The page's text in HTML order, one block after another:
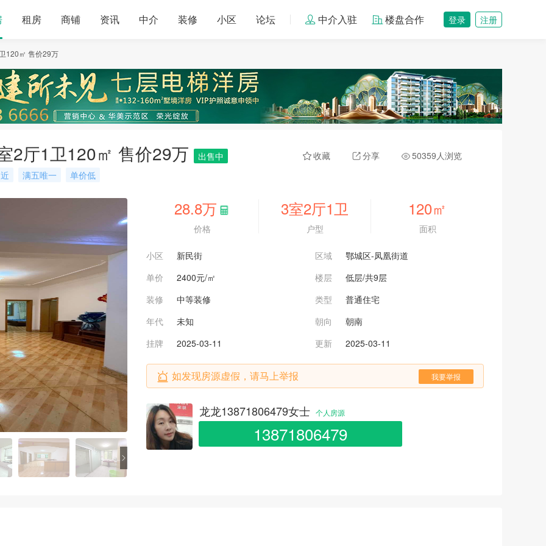
租房 商铺 资讯 中介 装修 小区 论坛 中介入驻 楼盘合作 登录 注册
120㎡ 售价29万
2厅1卫120㎡ 售价29万
出售中
满五唯一 单价低
收藏 分享 50359人浏览
28.8万
价格
3室2厅1卫
户型
120㎡
面积
小区 新民街 区域
鄂城区-凤凰街道
单价
2400元/㎡ 楼层 低层/共9层
装修
中等装修 类型
普通住宅
年代
未知 朝向
朝南
挂牌
2025-03-11 更新 2025-03-11
如发现房源虚假，请马上举报 我要举报
龙龙13871806479女士 个人房源
13871806479